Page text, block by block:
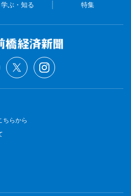
学ぶ・知る 特集
ちらから